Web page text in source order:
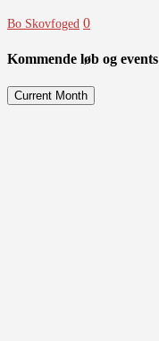
Bo Skovfoged 0
Kommende løb og events
Current Month